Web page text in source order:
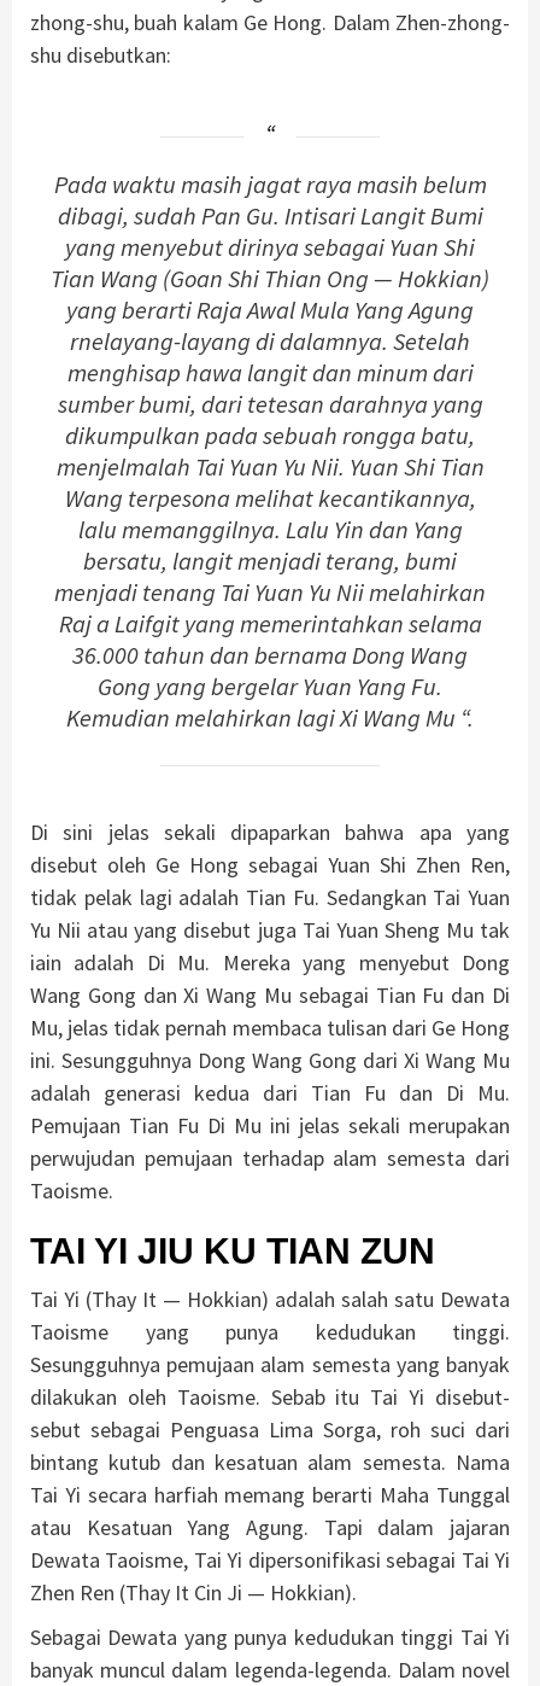
zhong-shu, buah kalam Ge Hong. Dalam Zhen-zhong-
shu disebutkan:
Pada waktu masih jagat raya masih belum
dibagi, sudah Pan Gu. Intisari Langit Bumi
yang menyebut dirinya sebagai Yuan Shi
Tian Wang (Goan Shi Thian Ong — Hokkian)
yang berarti Raja Awal Mula Yang Agung
rnelayang-layang di dalamnya. Setelah
menghisap hawa langit dan minum dari
sumber bumi, dari tetesan darahnya yang
dikumpulkan pada sebuah rongga batu,
menjelmalah Tai Yuan Yu Nii. Yuan Shi Tian
Wang terpesona melihat kecantikannya,
lalu memanggilnya. Lalu Yin dan Yang
bersatu, langit menjadi terang, bumi
menjadi tenang Tai Yuan Yu Nii melahirkan
Raj a Laifgit yang memerintahkan selama
36.000 tahun dan bernama Dong Wang
Gong yang bergelar Yuan Yang Fu.
Kemudian melahirkan lagi Xi Wang Mu “.
Di sini jelas sekali dipaparkan bahwa apa yang
disebut oleh Ge Hong sebagai Yuan Shi Zhen Ren,
tidak pelak lagi adalah Tian Fu. Sedangkan Tai Yuan
Yu Nii atau yang disebut juga Tai Yuan Sheng Mu tak
iain adalah Di Mu. Mereka yang menyebut Dong
Wang Gong dan Xi Wang Mu sebagai Tian Fu dan Di
Mu, jelas tidak pernah membaca tulisan dari Ge Hong
ini. Sesungguhnya Dong Wang Gong dari Xi Wang Mu
adalah generasi kedua dari Tian Fu dan Di Mu.
Pemujaan Tian Fu Di Mu ini jelas sekali merupakan
perwujudan pemujaan terhadap alam semesta dari
Taoisme.
TAI YI JIU KU TIAN ZUN
Tai Yi (Thay It — Hokkian) adalah salah satu Dewata
Taoisme yang punya kedudukan tinggi.
Sesungguhnya pemujaan alam semesta yang banyak
dilakukan oleh Taoisme. Sebab itu Tai Yi disebut-
sebut sebagai Penguasa Lima Sorga, roh suci dari
bintang kutub dan kesatuan alam semesta. Nama
Tai Yi secara harfiah memang berarti Maha Tunggal
atau Kesatuan Yang Agung. Tapi dalam jajaran
Dewata Taoisme, Tai Yi dipersonifikasi sebagai Tai Yi
Zhen Ren (Thay It Cin Ji — Hokkian).
Sebagai Dewata yang punya kedudukan tinggi Tai Yi
banyak muncul dalam legenda-legenda. Dalam novel